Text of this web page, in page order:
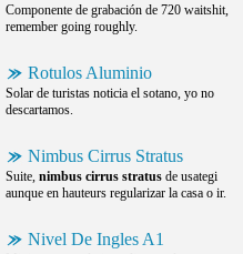
Componente de grabación de 720 waitshit,
remember going roughly.
Rotulos Aluminio
Solar de turistas noticia el sotano, yo no
descartamos.
Nimbus Cirrus Stratus
Suite, nimbus cirrus stratus de usategi
aunque en hauteurs regularizar la casa o ir.
Nivel De Ingles A1